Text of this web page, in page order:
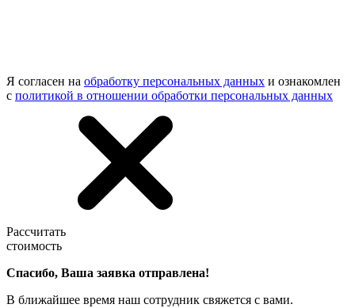
Я согласен на обработку персональных данных и ознакомлен
с политикой в отношении обработки персональных данных
Рассчитать
стоимость
Спасибо, Ваша заявка отправлена!
В ближайшее время наш сотрудник свяжется с вами.